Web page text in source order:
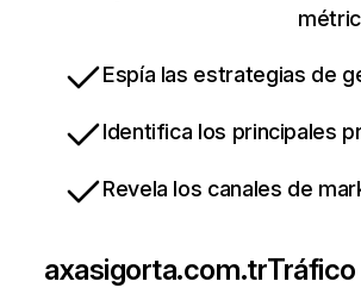
Espía las estrategias de
Identifica los principales
Revela los canales de
axasigorta.com.tr